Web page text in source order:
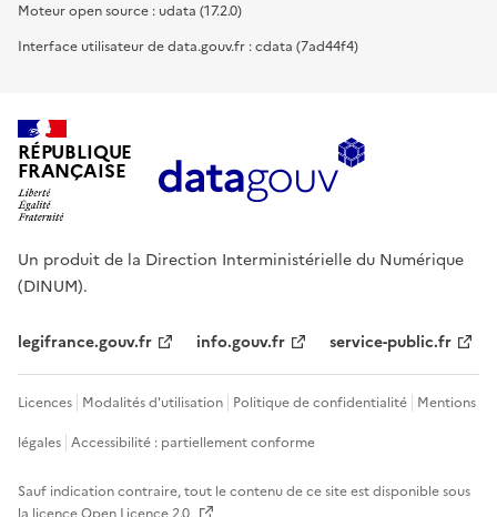
Moteur open source : udata (17.2.0)
Interface utilisateur de data.gouv.fr : cdata (7ad44f4)
RÉPUBLIQUE
FRANÇAISE
Un produit de la Direction Interministérielle du Numérique
(DINUM).
legifrance.gouv.fr info.gouv.fr service-public.fr
Licences Modalités d'utilisation Politique de confidentialité Mentions
légales Accessibilité : partiellement conforme
Sauf indication contraire, tout le contenu de ce site est disponible sous